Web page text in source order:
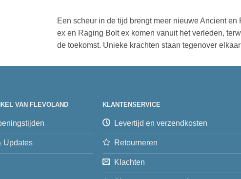
Een scheur in de tijd brengt meer nieuwe Ancient
ex en Raging Bolt ex komen vanuit het verleden,
de toekomst. Unieke krachten staan tegenover
VAN FLEVOLAND
Updates
KLANTENSERVICE
Levertijd en verzendkosten
Retourneren
Klachten